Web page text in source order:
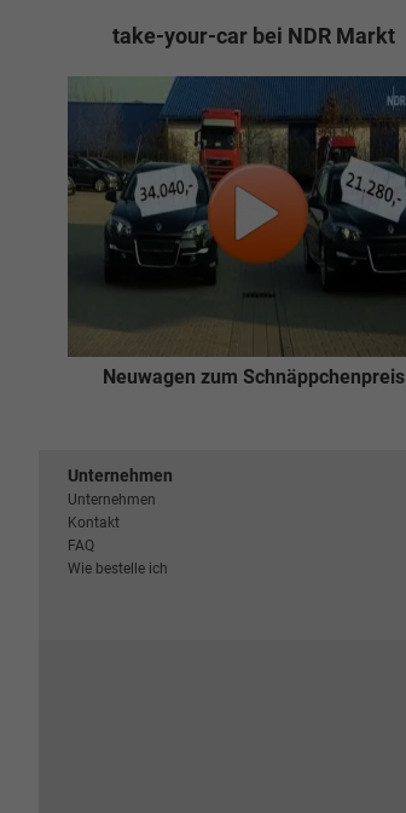
take-your-car bei NDR Markt
Neuwagen zum Schnäppchenpreis
Unternehmen
Unternehmen
Kontakt
FAQ
Wie bestelle ich